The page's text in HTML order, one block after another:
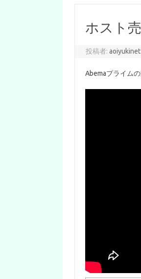
ホスト
投稿者:aoiyukinet
Abemaプライムの